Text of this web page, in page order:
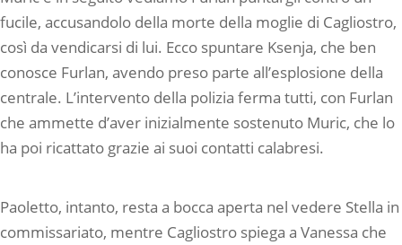
fucile, accusandolo della morte della moglie di Cagliostro,
così da vendicarsi di lui. Ecco spuntare Ksenja, che ben
conosce Furlan, avendo preso parte all’esplosione della
centrale. L’intervento della polizia ferma tutti, con Furlan
che ammette d’aver inizialmente sostenuto Muric, che lo
ha poi ricattato grazie ai suoi contatti calabresi.
Paoletto, intanto, resta a bocca aperta nel vedere Stella in
commissariato, mentre Cagliostro spiega a Vanessa che